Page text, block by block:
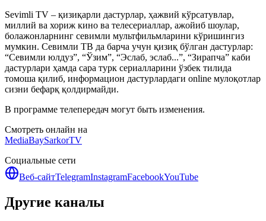
Sevimli TV – қизиқарли дастурлар, ҳажвий кўрсатувлар,
миллий ва хориж кино ва телесериаллар, ажойиб шоулар,
болажонларнинг севимли мультфильмларини кўришингиз
мумкин. Севимли ТВ да барча учун қизиқ бўлган дастурлар:
“Севимли юлдуз”, “Ўзим”, “Эслаб, эслаб...”, “Зирапча” каби
дастурлари ҳамда сара турк сериалларини ўзбек тилида
томоша қилиб, информацион дастурлардаги online мулоқотлар
сизни бефарқ қолдирмайди.
В программе телепередач могут быть изменения.
Смотреть онлайн на
MediaBaySarkorTV
Социальные сети
Веб-сайтTelegramInstagramFacebookYouTube
Другие каналы